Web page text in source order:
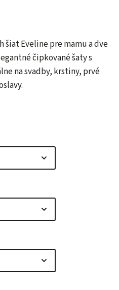
šiat Eveline pre mamu a dve
čipkované šaty s
na svadby, krstiny, prvé